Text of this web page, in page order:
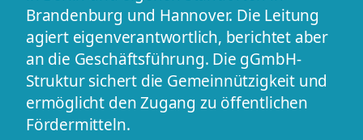
Brandenburg und Hannover. Die Leitung
agiert eigenverantwortlich, berichtet aber
an die Geschäftsführung. Die gGmbH-
Struktur sichert die Gemeinnützigkeit und
ermöglicht den Zugang zu öffentlichen
Fördermitteln.